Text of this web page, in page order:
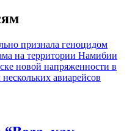
признала геноцидом
на территории Намибии
новой напряженности в
авиарейсов